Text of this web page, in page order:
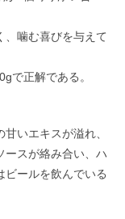
、噛む喜びを与えて
で正解である。
いエキスが溢れ、
ースが絡み合い、ハ
ビールを飲んでいる